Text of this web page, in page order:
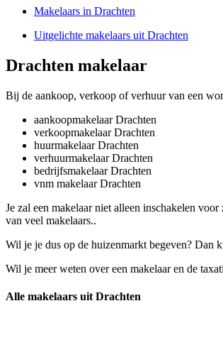
Makelaars in Drachten
Uitgelichte makelaars uit Drachten
Drachten makelaar
Bij de aankoop, verkoop of verhuur van een
aankoopmakelaar Drachten
verkoopmakelaar Drachten
huurmakelaar Drachten
verhuurmakelaar Drachten
bedrijfsmakelaar Drachten
vnm makelaar Drachten
Je zal een makelaar niet alleen inschakelen
van veel makelaars..
Wil je je dus op de huizenmarkt begeven? Dan
Wil je meer weten over een makelaar en de
Alle makelaars uit Drachten